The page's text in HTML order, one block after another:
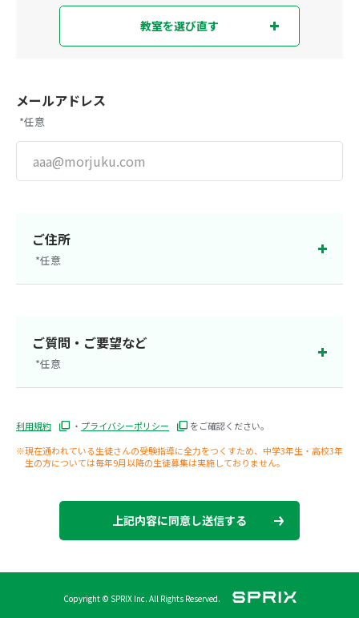
教室を選び直す
現在地から探す
都道府県から探す
東京都
教室を選び直す
メールアドレス
*任意
ご住所
*任意
ご質問・ご要望など
*任意
利用規約 ・ プライバシーポリシー
をご確認ください。
※現在通われている生徒さんの受験指導に全力をつくすため、中学3年生・高校3年
生の方については毎年9月以降の生徒募集は実施しておりません。
上記内容に同意し送信する
Copyright © SPRIX Inc. All Rights Reserved.